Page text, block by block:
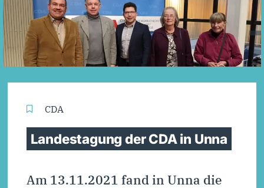
CDA
Landestagung der CDA in Unna
Am 13.11.2021 fand in Unna die